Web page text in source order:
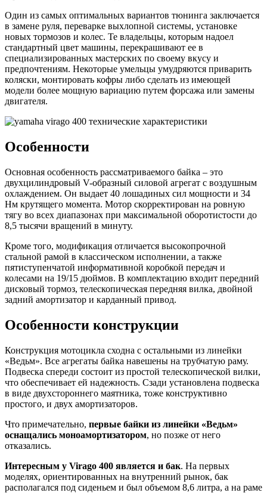
Один из самых оптимальных вариантов тюнинга заключается
в замене руля, переварке выхлопной системы, установке
новых тормозов и колес. Те владельцы, которым надоел
стандартный цвет машины, перекрашивают ее в
специализированных мастерских по своему вкусу и
предпочтениям. Некоторые умельцы умудряются приварить
коляски, монтировать кофры либо сделать из имеющей
модели более мощную вариацию путем форсажа или замены
двигателя.
Особенности
Основная особенность рассматриваемого байка – это
двухцилиндровый V-образный силовой агрегат с воздушным
охлаждением. Он выдает 40 лошадиных сил мощности и 34
Нм крутящего момента. Мотор скорректирован на ровную
тягу во всех диапазонах при максимальной оборотистости до
8,5 тысячи вращений в минуту.
Кроме того, модификация отличается высокопрочной
стальной рамой в классическом исполнении, а также
пятиступенчатой информативной коробкой передач и
колесами на 19/15 дюймов. В комплектацию входит передний
дисковый тормоз, телескопическая передняя вилка, двойной
задний амортизатор и карданный привод.
Особенности конструкции
Конструкция мотоцикла сходна с остальными из линейки
«Ведьм». Все агрегаты байка навешены на трубчатую раму.
Подвеска спереди состоит из простой телескопической вилки,
что обеспечивает ей надежность. Сзади установлена подвеска
в виде двухстороннего маятника, тоже конструктивно
простого, и двух амортизаторов.
Что примечательно, первые байки из линейки «Ведьм»
оснащались моноамортизатором, но позже от него
отказались.
Интересным у Virago 400 является и бак. На первых
моделях, ориентированных на внутренний рынок, бак
располагался под сиденьем и был объемом 8,6 литра, а на раме